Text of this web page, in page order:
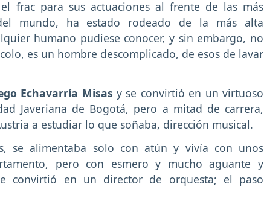
frac para sus actuaciones al frente de las más
mundo, ha estado rodeado de la más alta
humano pudiese conocer, y sin embargo, no
es un hombre descomplicado, de esos de lavar
Echavarría Misas y se convirtió en un virtuoso
Javeriana de Bogotá, pero a mitad de carrera,
a estudiar lo que soñaba, dirección musical.
se alimentaba solo con atún y vivía con unos
pero con esmero y mucho aguante y
convirtió en un director de orquesta; el paso